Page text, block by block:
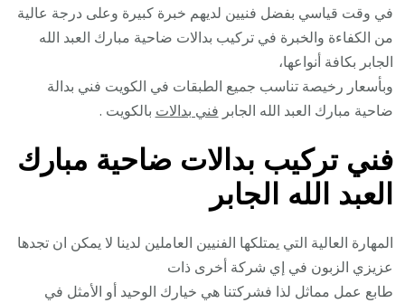
في وقت قياسي بفضل فنيين لديهم خبرة كبيرة وعلى درجة عالية
من الكفاءة والخبرة في تركيب بدالات ضاحية مبارك العبد الله
الجابر بكافة أنواعها،
وبأسعار رخيصة تناسب جميع الطبقات في الكويت فني بدالة
ضاحية مبارك العبد الله الجابر فني بدالات بالكويت .
فني تركيب بدالات ضاحية مبارك
العبد الله الجابر
المهارة العالية التي يمتلكها الفنيين العاملين لدينا لا يمكن ان تجدها
عزيزي الزبون في إي شركة أخرى ذات
طابع عمل مماثل لذا فشركتنا هي خيارك الوحيد أو الأمثل في